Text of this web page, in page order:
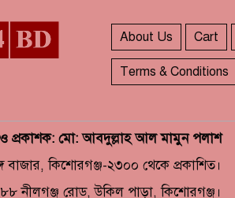
About Us Cart
Terms & Conditions
প্রকাশক: মো: আবদুল্লাহ আল মামুন পলাশ
বাজার, কিশোরগঞ্জ-২৩০০ থেকে প্রকাশিত।
নীলগঞ্জ রোড, উকিল পাড়া, কিশোরগঞ্জ।